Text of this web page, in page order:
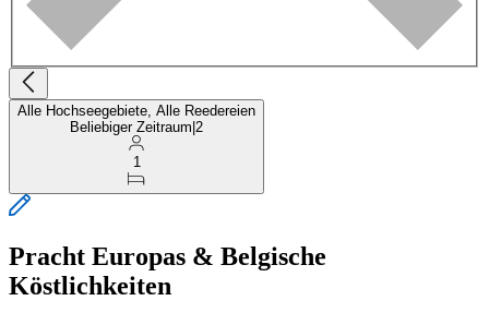
Alle Hochseegebiete, Alle Reedereien
Beliebiger Zeitraum 2
1
Pracht Europas & Belgische
Köstlichkeiten